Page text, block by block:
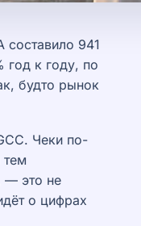
составило 941
к году, по
будто рынок
Чеки по-
— это не
о цифрах